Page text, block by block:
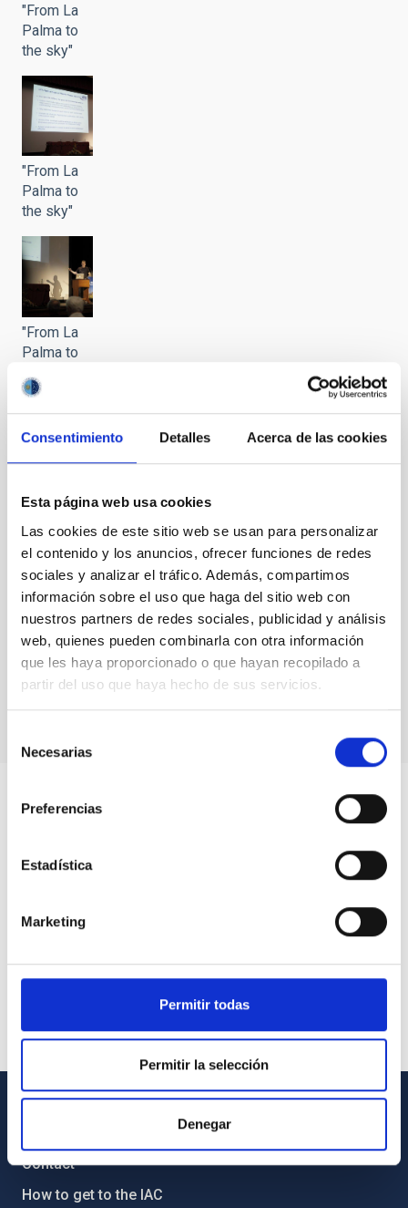
Consentimiento Detalles Acerca de las cookies
Esta página web usa cookies
Las cookies de este sitio web se usan para personalizar
el contenido y los anuncios, ofrecer funciones de redes
sociales y analizar el tráfico. Además, compartimos
información sobre el uso que haga del sitio web con
nuestros partners de redes sociales, publicidad y análisis
web, quienes pueden combinarla con otra información
que les haya proporcionado o que hayan recopilado a
partir del uso que haya hecho de sus servicios.
Necesarias
Preferencias
Estadística
Marketing
Permitir todas
Permitir la selección
Denegar
"From La
Palma to
the sky"
"From La
Palma to
the sky"
"From La
Palma to
"From La
Palma to
the sky"
"From La
Palma to
the sky"
Contact
How to get to the IAC